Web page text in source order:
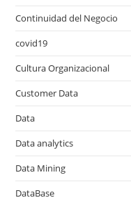
Continuidad del Negocio
covid19
Cultura Organizacional
Customer Data
Data
Data analytics
Data Mining
DataBase